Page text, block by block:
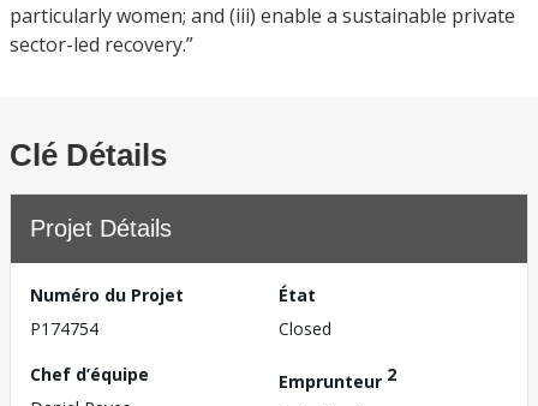
particularly women; and (iii) enable a sustainable private
sector-led recovery.”
Clé Détails
Projet Détails
Numéro du Projet
P174754
État
Closed
Chef d’équipe
Emprunteur 2